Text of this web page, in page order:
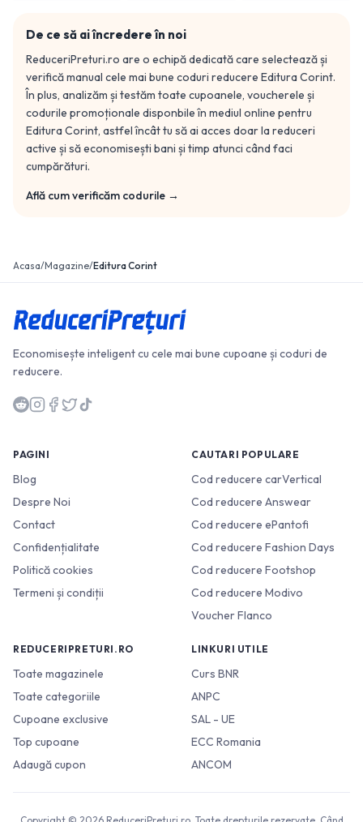
De ce să ai încredere în noi
ReduceriPreturi.ro are o echipă dedicată care selectează și
verifică manual cele mai bune coduri reducere Editura Corint.
În plus, analizăm și testăm toate cupoanele, voucherele și
codurile promoționale disponbile în mediul online pentru
Editura Corint, astfel încât tu să ai acces doar la reduceri
active și să economisești bani și timp atunci când faci
cumpărături.
Află cum verificăm codurile →
Acasa/Magazine/Editura Corint
Economisește inteligent cu cele mai bune cupoane și coduri de
reducere.
PAGINI
Blog
Despre Noi
Contact
Confidențialitate
Politică cookies
Termeni și condiții
CAUTARI POPULARE
Cod reducere carVertical
Cod reducere Answear
Cod reducere ePantofi
Cod reducere Fashion Days
Cod reducere Footshop
Cod reducere Modivo
Voucher Flanco
REDUCERIPRETURI.RO
Toate magazinele
Toate categoriile
Cupoane exclusive
Top cupoane
Adaugă cupon
LINKURI UTILE
Curs BNR
ANPC
SAL - UE
ECC Romania
ANCOM